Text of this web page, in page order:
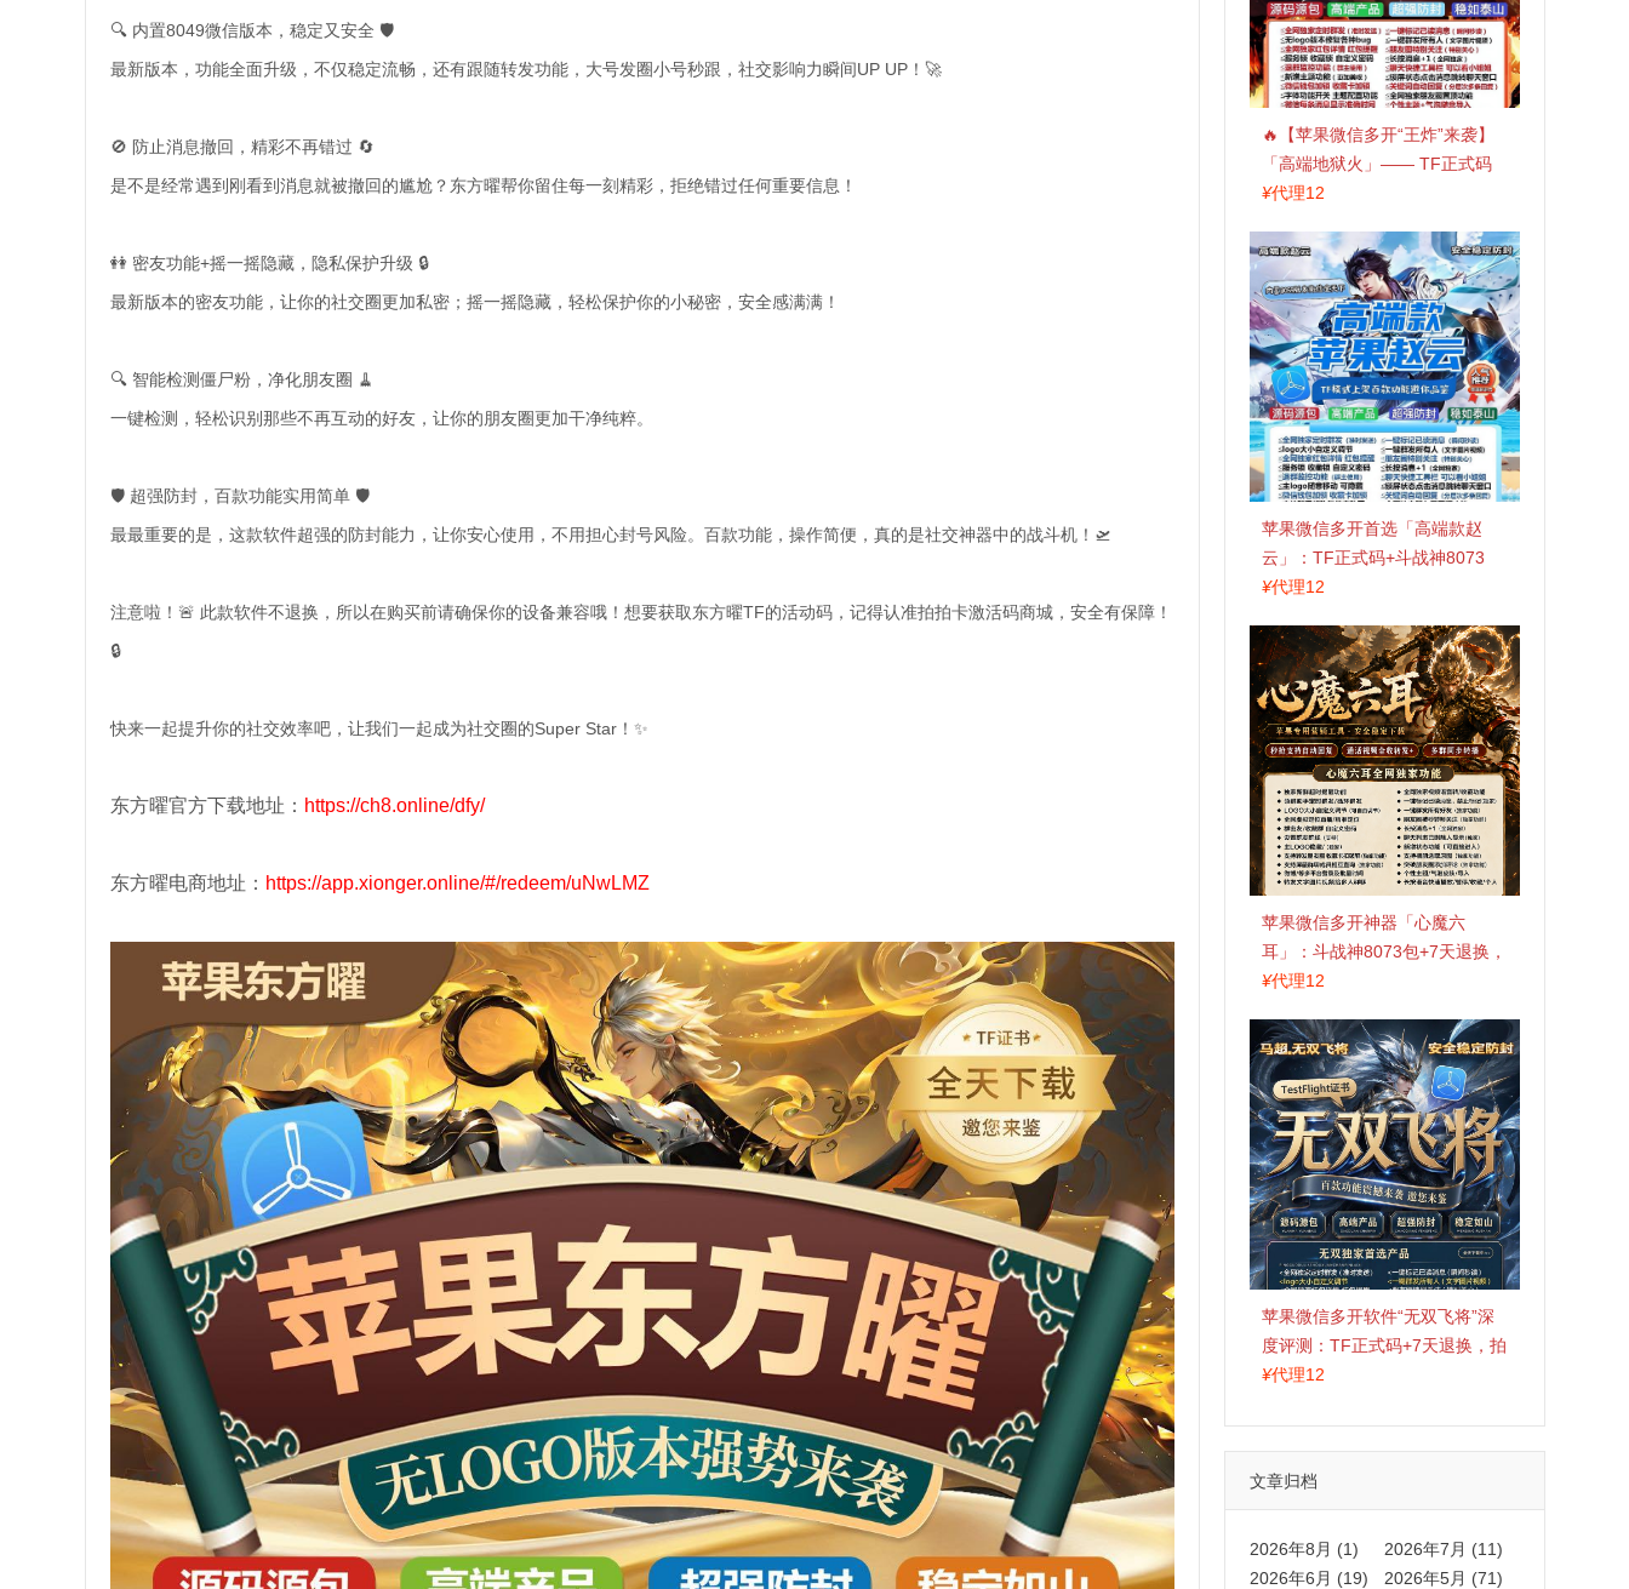
🔍 内置8049微信版本，稳定又安全 🛡️
最新版本，功能全面升级，不仅稳定流畅，还有跟随转发功能，大号发圈小号秒跟，社交影响力瞬间UP UP！🚀
🚫 防止消息撤回，精彩不再错过 🔄
是不是经常遇到刚看到消息就被撤回的尴尬？东方曜帮你留住每一刻精彩，拒绝错过任何重要信息！
👭 密友功能+摇一摇隐藏，隐私保护升级 🔒
最新版本的密友功能，让你的社交圈更加私密；摇一摇隐藏，轻松保护你的小秘密，安全感满满！
🔍 智能检测僵尸粉，净化朋友圈 🧹
一键检测，轻松识别那些不再互动的好友，让你的朋友圈更加干净纯粹。
🛡️ 超强防封，百款功能实用简单 🛡️
最最重要的是，这款软件超强的防封能力，让你安心使用，不用担心封号风险。百款功能，操作简便，真的是社交神器中的战斗机！🛫
注意啦！🚨 此款软件不退换，所以在购买前请确保你的设备兼容哦！想要获取东方曜TF的活动码，记得认准拍拍卡激活码商城，安全有保障！
🔒
快来一起提升你的社交效率吧，让我们一起成为社交圈的Super Star！✨
东方曜官方下载地址： https://ch8.online/dfy/
东方曜电商地址： https://app.xionger.online/#/redeem/uNwLMZ
🔥【苹果微信多开“王炸”来袭】
「高端地狱火」—— TF正式码
+斗战神8073包，7天退换，安全
¥代理12
苹果微信多开首选「高端款赵
云」：TF正式码+斗战神8073
包，7天退换认准拍拍卡激活码
¥代理12
苹果微信多开神器「心魔六
耳」：斗战神8073包+7天退换，
认准拍拍卡激活码商城
¥代理12
苹果微信多开软件“无双飞将”深
度评测：TF正式码+7天退换，拍
拍卡激活码商城正品保障
¥代理12
文章归档
2026年8月 (1)
2026年7月 (11)
2026年6月 (19)
2026年5月 (71)